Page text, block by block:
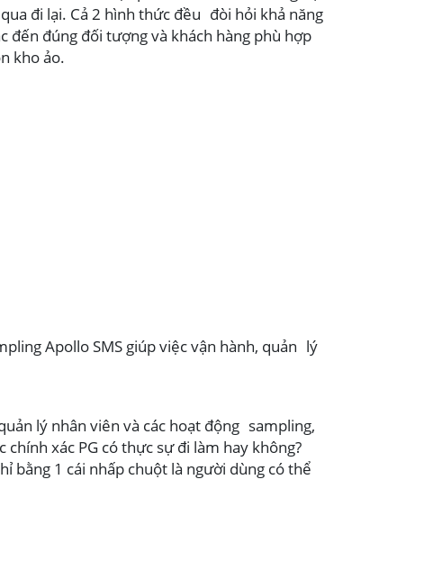
đi lại. Cả 2 hình thức đều đòi hỏi khả năng
đúng đối tượng và khách hàng phù hợp
kho ảo.
Apollo SMS giúp việc vận hành, quản lý
lý nhân viên và các hoạt động sampling,
xác PG có thực sự đi làm hay không?
bằng 1 cái nhấp chuột là người dùng có thể